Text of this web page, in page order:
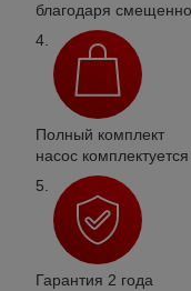
благодаря
Полный комплект
насос
Гарантия 2 года